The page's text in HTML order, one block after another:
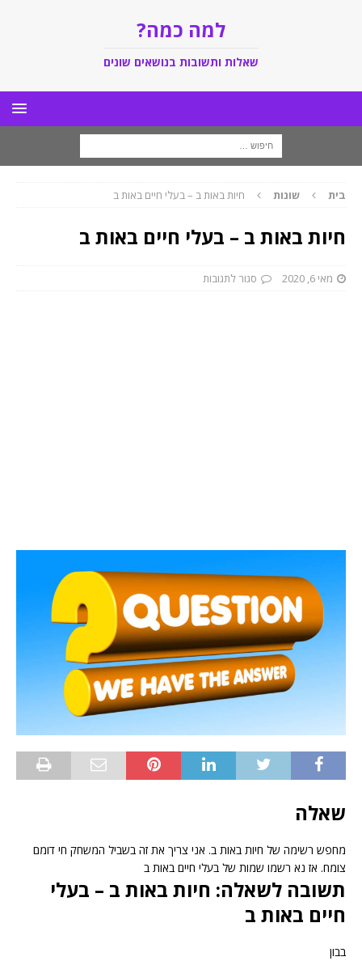
למה כמה?
שאלות ותשובות בנושאים שונים
בית שונות חיות באות ב – בעלי חיים באות ב
חיות באות ב – בעלי חיים באות ב
מאי 6, 2020 סגור לתגובות
שאלה
מחפש רשימה של חיות באות ב. אני צריך את זה בשביל המשחק חי דומם
צומח. אז נא רשמו שמות של בעלי חיים באות ב
תשובה לשאלה: חיות באות ב – בעלי
חיים באות ב
בבון